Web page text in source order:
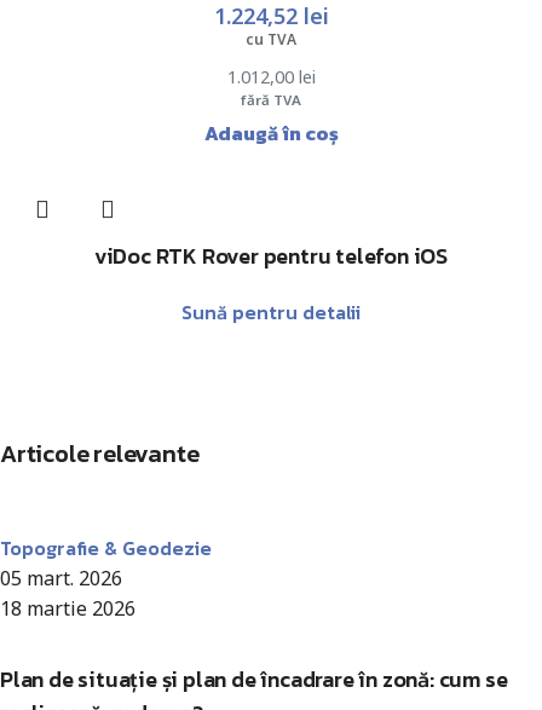
1.012,00 lei
fără TVA
1.224,52 lei
cu TVA
Adaugă în coș
viDoc RTK Rover pentru telefon iOS
Sună pentru detalii
Articole relevante
Topografie & Geodezie
05 mart. 2026
18 martie 2026
Plan de situație și plan de încadrare în zonă: cum se